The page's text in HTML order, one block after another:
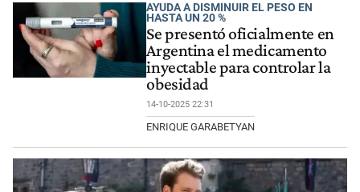
AYUDA A DISMINUIR EL PESO EN
HASTA UN 20 %
Se presentó oficialmente en
Argentina el medicamento
inyectable para controlar la
obesidad
14-10-2025 22:31
ENRIQUE GARABETYAN